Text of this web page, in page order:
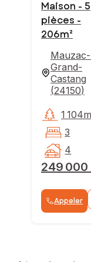
Maison - 5
pièces -
206m²
Grand-
Castang
(24150)
249 000
1
3
4
Appeler